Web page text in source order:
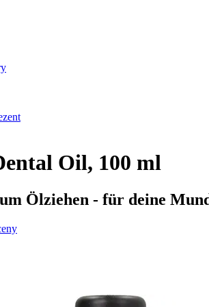
Oil, 100 ml
Ölziehen - für deine